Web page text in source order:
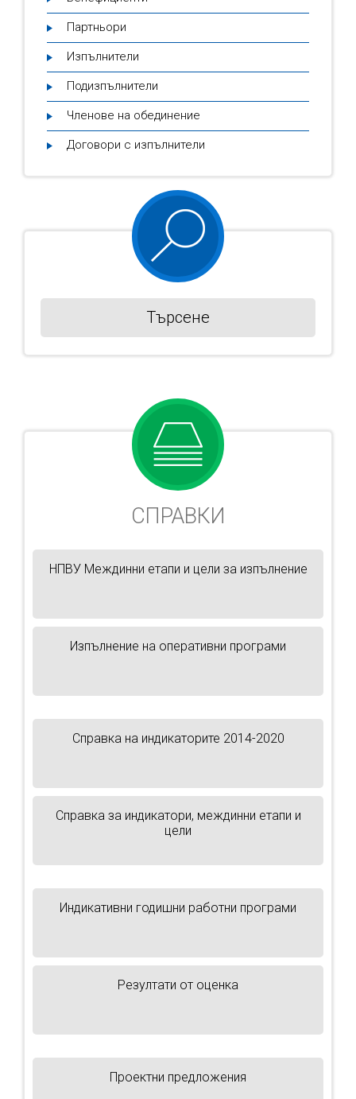
Партньори
Изпълнители
Подизпълнители
Членове на обединение
Договори с изпълнители
Търсене
СПРАВКИ
НПВУ Междинни етапи и цели за изпълнение
Изпълнение на оперативни програми
Справка на индикаторите 2014-2020
Справка за индикатори, междинни етапи и
цели
Индикативни годишни работни програми
Резултати от оценка
Проектни предложения